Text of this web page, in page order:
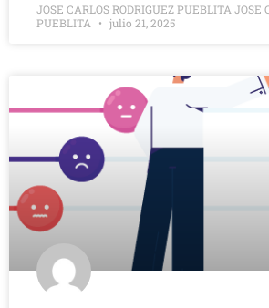
JOSE CARLOS RODRIGUEZ PUEBLITA JOSE
PUEBLITA
julio 21, 2025